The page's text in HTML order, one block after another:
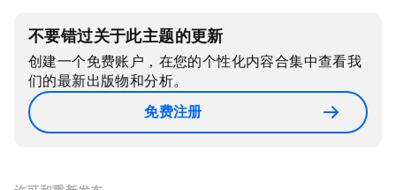
不要错过关于此主题的更新
创建一个免费账户，在您的个性化内容合集中查看我
们的最新出版物和分析。
免费注册